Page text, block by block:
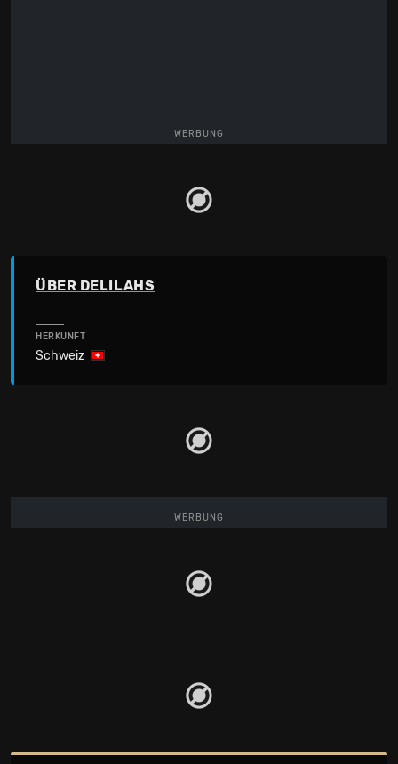
WERBUNG
ÜBER DELILAHS
HERKUNFT
Schweiz
WERBUNG